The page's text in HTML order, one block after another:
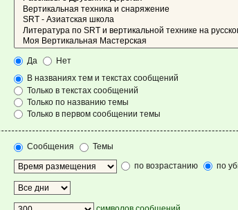
Да
Нет
В названиях тем и текстах сообщений
Только в текстах сообщений
Только по названию темы
Только в первом сообщении темы
Сообщения
Темы
по возрастанию по